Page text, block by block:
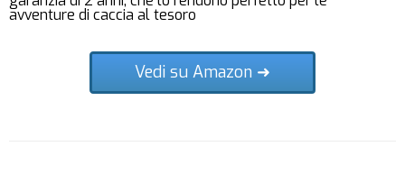
avventure di caccia al tesoro
Vedi su Amazon ➜